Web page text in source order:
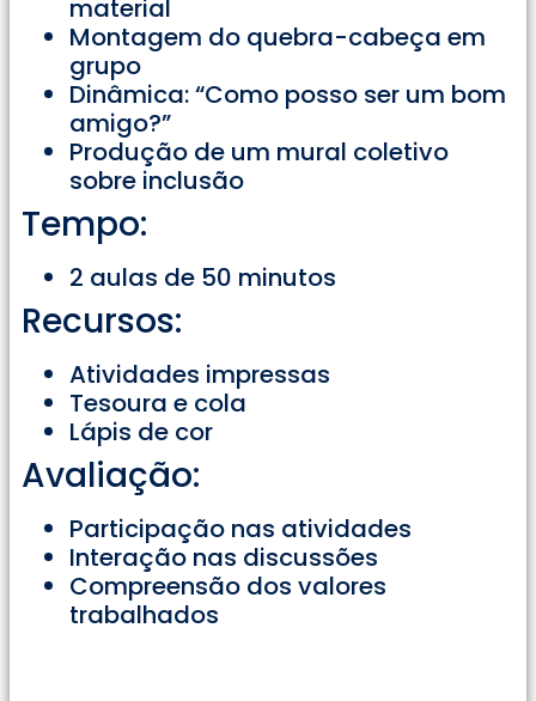
material
Montagem do quebra-cabeça em
grupo
Dinâmica: “Como posso ser um bom
amigo?”
Produção de um mural coletivo
sobre inclusão
Tempo:
2 aulas de 50 minutos
Recursos:
Atividades impressas
Tesoura e cola
Lápis de cor
Avaliação:
Participação nas atividades
Interação nas discussões
Compreensão dos valores
trabalhados